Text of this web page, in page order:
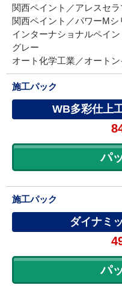
関西ペイント／アレスセ
関西ペイント／パワーM
インターナショナルペイ
グレー
オート化学工業／オート
施工パック
WB多彩仕上
パ
施工パック
ダイナミ
パ